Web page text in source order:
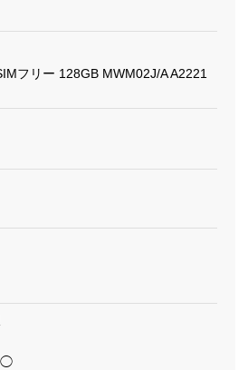
フリー 128GB MWM02J/A A2221
◯